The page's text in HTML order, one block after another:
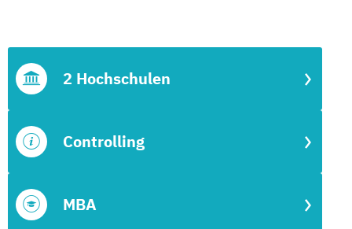
MBA
Controlling
2 Hochschulen